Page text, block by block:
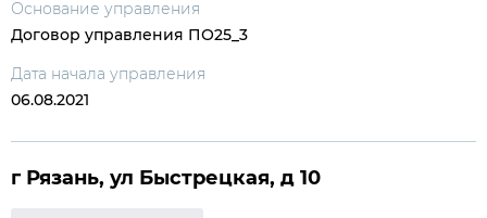
Основание управления
Договор управления ПО25_3
Дата начала управления
06.08.2021
г Рязань, ул Быстрецкая, д 10